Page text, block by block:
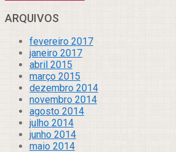
ARQUIVOS
fevereiro 2017
janeiro 2017
abril 2015
março 2015
dezembro 2014
novembro 2014
agosto 2014
julho 2014
junho 2014
maio 2014